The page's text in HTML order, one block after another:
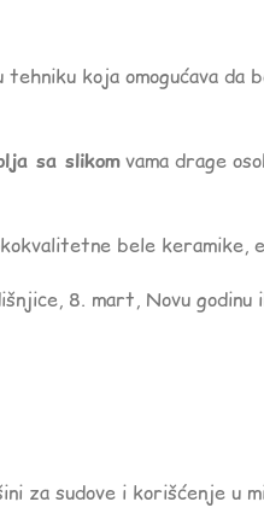
tehniku koja omogućava
sa slikomvama drage
bele keramike,
8. mart, Novu
za sudove i korišćenje